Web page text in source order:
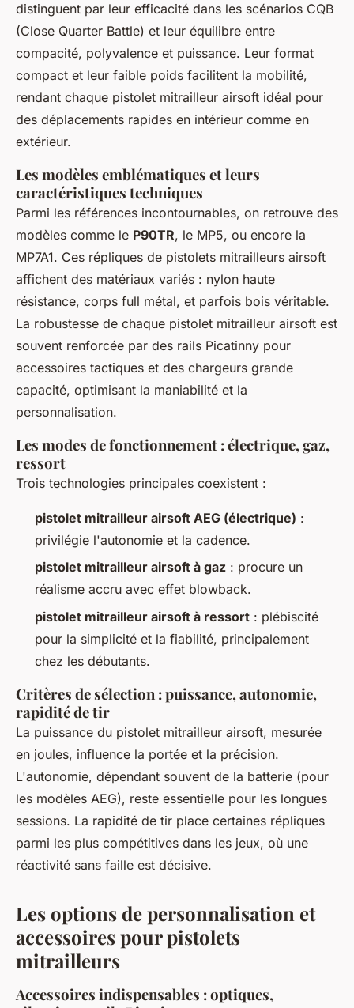
distinguent par leur efficacité dans les scénarios CQB
(Close Quarter Battle) et leur équilibre entre
compacité, polyvalence et puissance. Leur format
compact et leur faible poids facilitent la mobilité,
rendant chaque pistolet mitrailleur airsoft idéal pour
des déplacements rapides en intérieur comme en
extérieur.
Les modèles emblématiques et leurs
caractéristiques techniques
Parmi les références incontournables, on retrouve des
modèles comme le P90TR, le MP5, ou encore la
MP7A1. Ces répliques de pistolets mitrailleurs airsoft
affichent des matériaux variés : nylon haute
résistance, corps full métal, et parfois bois véritable.
La robustesse de chaque pistolet mitrailleur airsoft est
souvent renforcée par des rails Picatinny pour
accessoires tactiques et des chargeurs grande
capacité, optimisant la maniabilité et la
personnalisation.
Les modes de fonctionnement : électrique, gaz,
ressort
Trois technologies principales coexistent :
pistolet mitrailleur airsoft AEG (électrique) :
privilégie l'autonomie et la cadence.
pistolet mitrailleur airsoft à gaz : procure un
réalisme accru avec effet blowback.
pistolet mitrailleur airsoft à ressort : plébiscité
pour la simplicité et la fiabilité, principalement
chez les débutants.
Critères de sélection : puissance, autonomie,
rapidité de tir
La puissance du pistolet mitrailleur airsoft, mesurée
en joules, influence la portée et la précision.
L'autonomie, dépendant souvent de la batterie (pour
les modèles AEG), reste essentielle pour les longues
sessions. La rapidité de tir place certaines répliques
parmi les plus compétitives dans les jeux, où une
réactivité sans faille est décisive.
Les options de personnalisation et
accessoires pour pistolets
mitrailleurs
Accessoires indispensables : optiques,